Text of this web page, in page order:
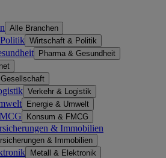
Alle Branchen
Wirtschaft & Politik
Pharma & Gesundheit
Gesellschaft
Verkehr & Logistik
Energie & Umwelt
Konsum & FMCG
& Immobilien
& Immobilien
Metall & Elektronik